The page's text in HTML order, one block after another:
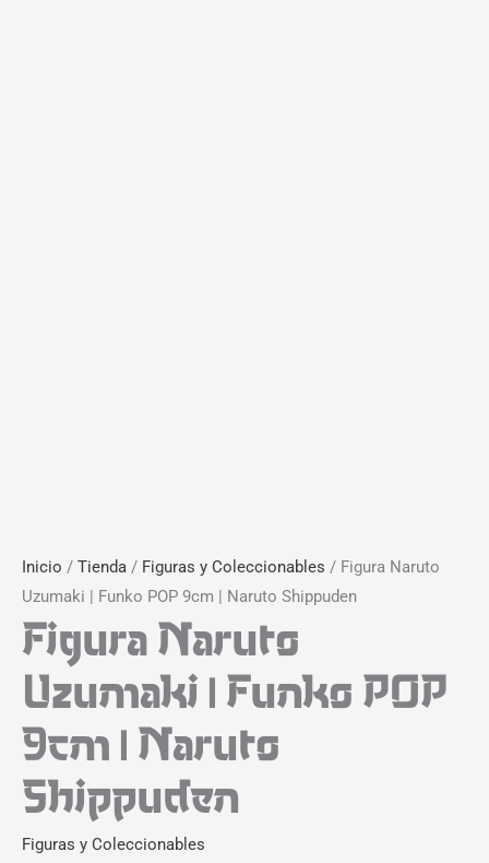
Inicio / Tienda / Figuras y Coleccionables / Figura Naruto
Uzumaki | Funko POP 9cm | Naruto Shippuden
Figura Naruto
Uzumaki | Funko POP
9cm | Naruto
Shippuden
Figuras y Coleccionables